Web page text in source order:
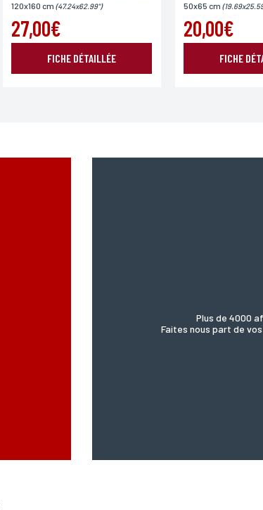
120x160 cm (47.24x62.99")
27,00€
FICHE DÉTAILLÉE
50x65 cm
20,00€
FICHE
Plus de 4000
Faites nous part de